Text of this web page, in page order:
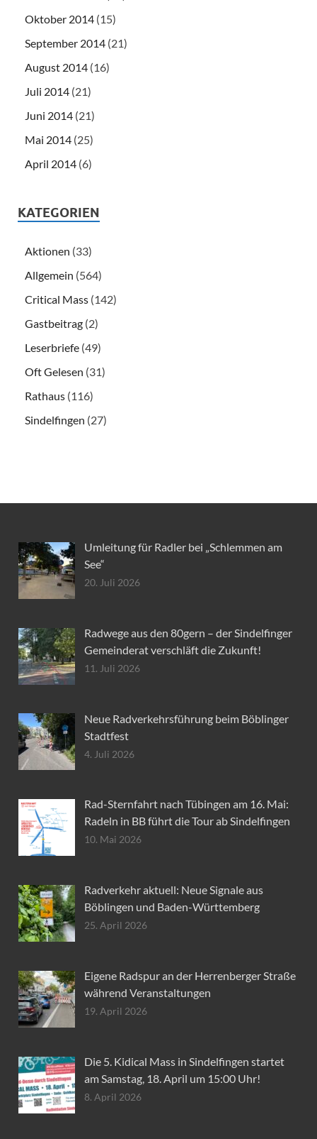
Oktober 2014 (15)
September 2014 (21)
August 2014 (16)
Juli 2014 (21)
Juni 2014 (21)
Mai 2014 (25)
April 2014 (6)
KATEGORIEN
Aktionen (33)
Allgemein (564)
Critical Mass (142)
Gastbeitrag (2)
Leserbriefe (49)
Oft Gelesen (31)
Rathaus (116)
Sindelfingen (27)
Umleitung für Radler bei „Schlemmen am
See“
20. Juli 2026
Radwege aus den 80gern – der Sindelfinger
Gemeinderat verschläft die Zukunft!
11. Juli 2026
Neue Radverkehrsführung beim Böblinger
Stadtfest
4. Juli 2026
Rad-Sternfahrt nach Tübingen am 16. Mai:
Radeln in BB führt die Tour ab Sindelfingen
10. Mai 2026
Radverkehr aktuell: Neue Signale aus
Böblingen und Baden-Württemberg
25. April 2026
Eigene Radspur an der Herrenberger Straße
während Veranstaltungen
19. April 2026
Die 5. Kidical Mass in Sindelfingen startet
am Samstag, 18. April um 15:00 Uhr!
8. April 2026